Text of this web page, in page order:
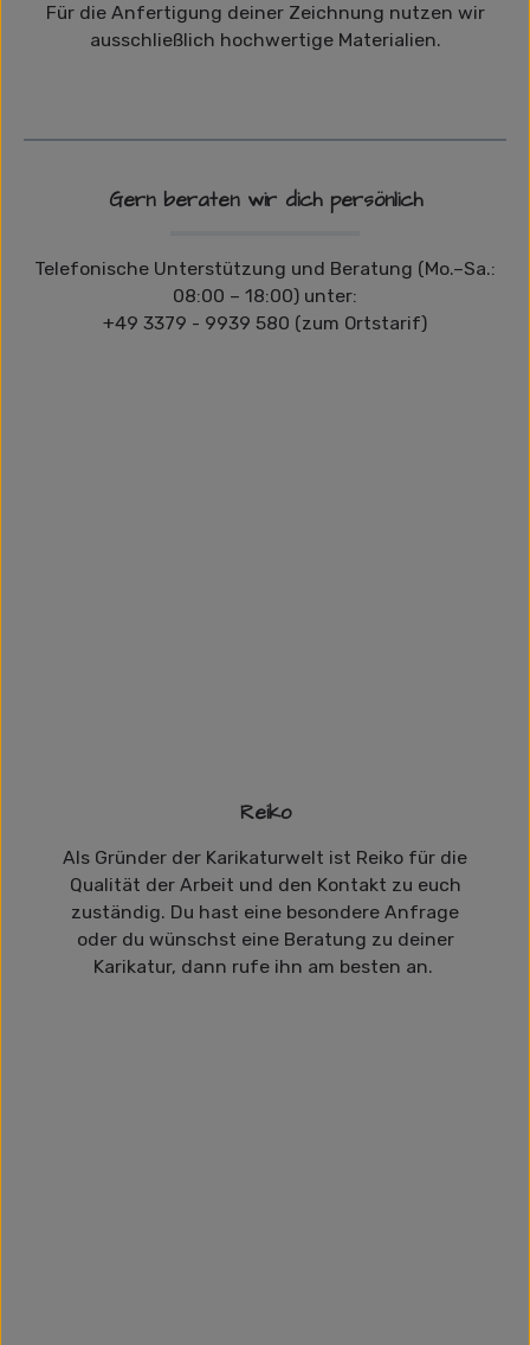
Für die Anfertigung deiner Zeichnung nutzen wir
ausschließlich hochwertige Materialien.
Gern beraten wir dich persönlich
Telefonische Unterstützung und Beratung (Mo.–Sa.:
08:00 – 18:00) unter:
+49 3379 - 9939 580 (zum Ortstarif)
Reiko
Als Gründer der Karikaturwelt ist Reiko für die
Qualität der Arbeit und den Kontakt zu euch
zuständig. Du hast eine besondere Anfrage
oder du wünschst eine Beratung zu deiner
Karikatur, dann rufe ihn am besten an.